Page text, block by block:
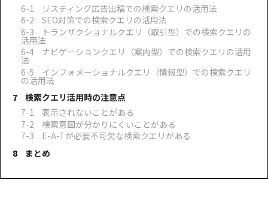
リスティング広告出稿での検索クエリの活用法
SEO対策での検索クエリの活用法
トランザクショナルクエリ（取引型）での検索クエリの
活用法
ナビゲーションクエリ（案内型）での検索クエリの活用
法
インフォメーショナルクエリ（情報型）での検索クエリ
の活用法
検索クエリ活用時の注意点
表示されないことがある
検索意図が分かりにくいことがある
E-A-Tが必要不可欠な検索クエリがある
まとめ